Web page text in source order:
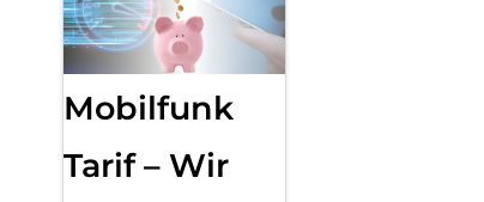
Mobilfunk
Tarif – Wir